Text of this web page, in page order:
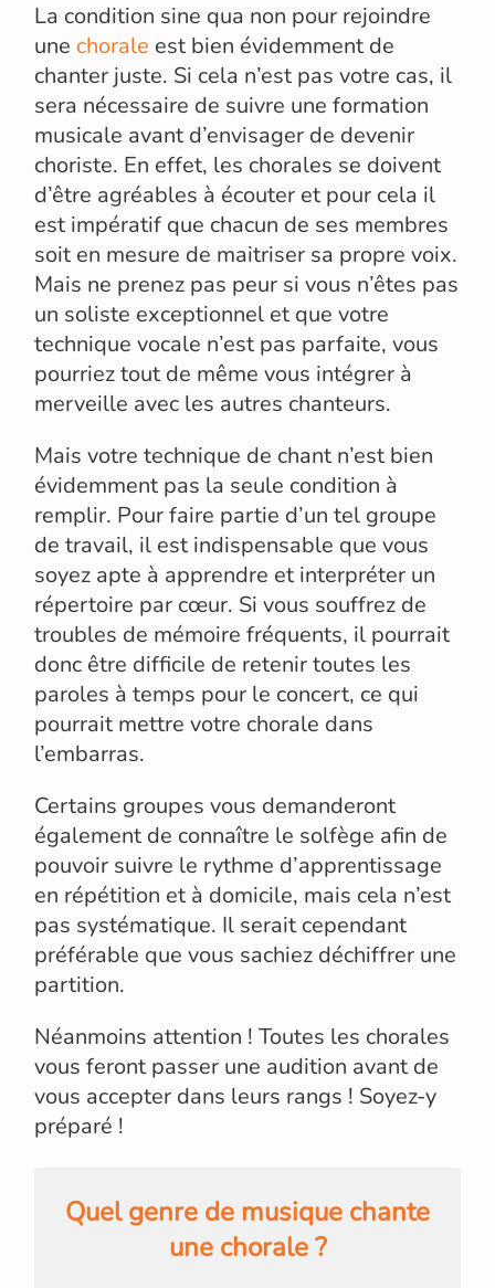
La condition sine qua non pour rejoindre
une chorale est bien évidemment de
chanter juste. Si cela n’est pas votre cas, il
sera nécessaire de suivre une formation
musicale avant d’envisager de devenir
choriste. En effet, les chorales se doivent
d’être agréables à écouter et pour cela il
est impératif que chacun de ses membres
soit en mesure de maitriser sa propre voix.
Mais ne prenez pas peur si vous n’êtes pas
un soliste exceptionnel et que votre
technique vocale n’est pas parfaite, vous
pourriez tout de même vous intégrer à
merveille avec les autres chanteurs.
Mais votre technique de chant n’est bien
évidemment pas la seule condition à
remplir. Pour faire partie d’un tel groupe
de travail, il est indispensable que vous
soyez apte à apprendre et interpréter un
répertoire par cœur. Si vous souffrez de
troubles de mémoire fréquents, il pourrait
donc être difficile de retenir toutes les
paroles à temps pour le concert, ce qui
pourrait mettre votre chorale dans
l’embarras.
Certains groupes vous demanderont
également de connaître le solfège afin de
pouvoir suivre le rythme d’apprentissage
en répétition et à domicile, mais cela n’est
pas systématique. Il serait cependant
préférable que vous sachiez déchiffrer une
partition.
Néanmoins attention ! Toutes les chorales
vous feront passer une audition avant de
vous accepter dans leurs rangs ! Soyez-y
préparé !
Quel genre de musique chante
une chorale ?